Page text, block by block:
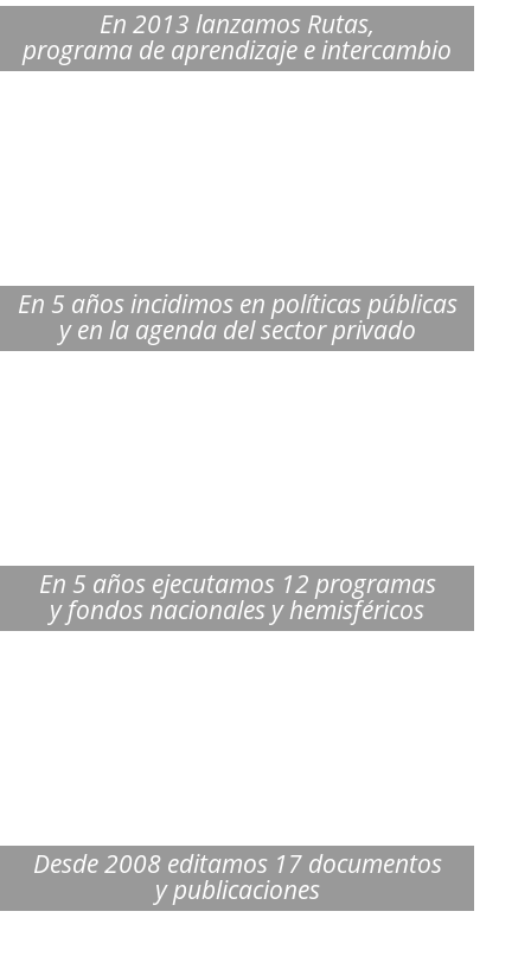
En 2013 lanzamos Rutas,
programa de aprendizaje e intercambio
En 5 años incidimos en políticas públicas
y en la agenda del sector privado
En 5 años ejecutamos 12 programas
y fondos nacionales y hemisféricos
Desde 2008 editamos 17 documentos
y publicaciones